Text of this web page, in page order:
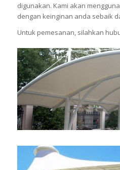
digunakan. Kami akan
dengan keinginan anda sebaik
Untuk pemesanan, silahkan